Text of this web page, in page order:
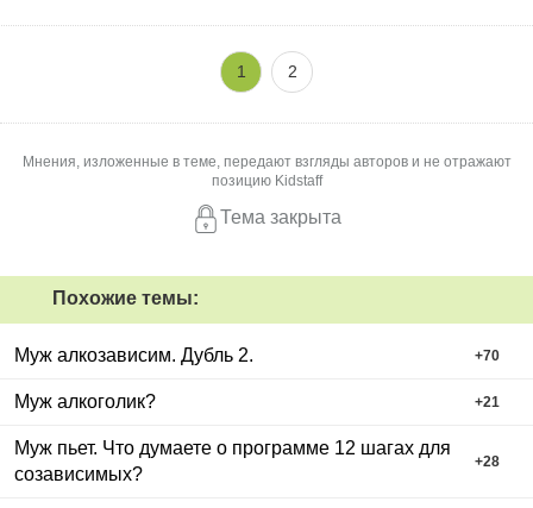
1 2
Мнения, изложенные в теме, передают взгляды авторов и не отражают
позицию Kidstaff
Тема закрыта
Похожие темы:
Муж алкозависим. Дубль 2. +70
Муж алкоголик? +21
Муж пьет. Что думаете о программе 12 шагах для
созависимых?
+28